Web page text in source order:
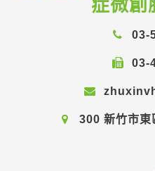
症微創
03-
03-
300 新竹市東